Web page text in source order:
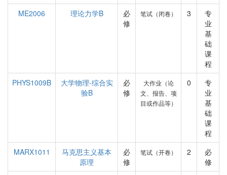
ME2006
理论力学B
必
修
笔试（闭卷） 3
专
业
基
础
课
程
PHYS1009B
大学物理-综合实
验B
必
修
大作业（论
文、报告、项
目或作品等）
0
专
业
基
础
课
程
MARX1011
马克思主义基本
原理
必
修
笔试（开卷） 2
必
修